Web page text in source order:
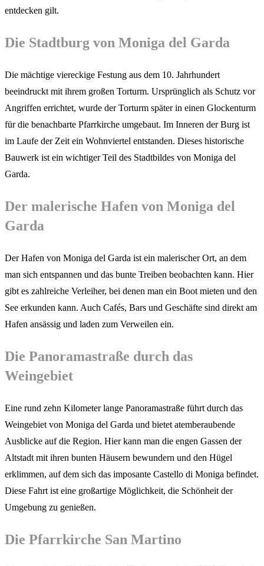
entdecken gilt.
Die Stadtburg von Moniga del Garda
Die mächtige viereckige Festung aus dem 10. Jahrhundert
beeindruckt mit ihrem großen Torturm. Ursprünglich als Schutz vor
Angriffen errichtet, wurde der Torturm später in einen Glockenturm
für die benachbarte Pfarrkirche umgebaut. Im Inneren der Burg ist
im Laufe der Zeit ein Wohnviertel entstanden. Dieses historische
Bauwerk ist ein wichtiger Teil des Stadtbildes von Moniga del
Garda.
Der malerische Hafen von Moniga del
Garda
Der Hafen von Moniga del Garda ist ein malerischer Ort, an dem
man sich entspannen und das bunte Treiben beobachten kann. Hier
gibt es zahlreiche Verleiher, bei denen man ein Boot mieten und den
See erkunden kann. Auch Cafés, Bars und Geschäfte sind direkt am
Hafen ansässig und laden zum Verweilen ein.
Die Panoramastraße durch das
Weingebiet
Eine rund zehn Kilometer lange Panoramastraße führt durch das
Weingebiet von Moniga del Garda und bietet atemberaubende
Ausblicke auf die Region. Hier kann man die engen Gassen der
Altstadt mit ihren bunten Häusern bewundern und den Hügel
erklimmen, auf dem sich das imposante Castello di Moniga befindet.
Diese Fahrt ist eine großartige Möglichkeit, die Schönheit der
Umgebung zu genießen.
Die Pfarrkirche San Martino